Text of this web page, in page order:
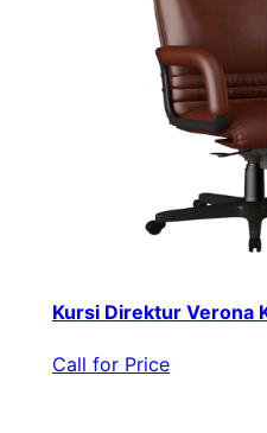
Kursi Direktur Verona
Call for Price